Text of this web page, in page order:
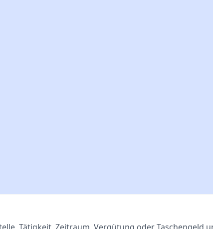
Tätigkeit, Zeitraum, Vergütung oder Taschengeld